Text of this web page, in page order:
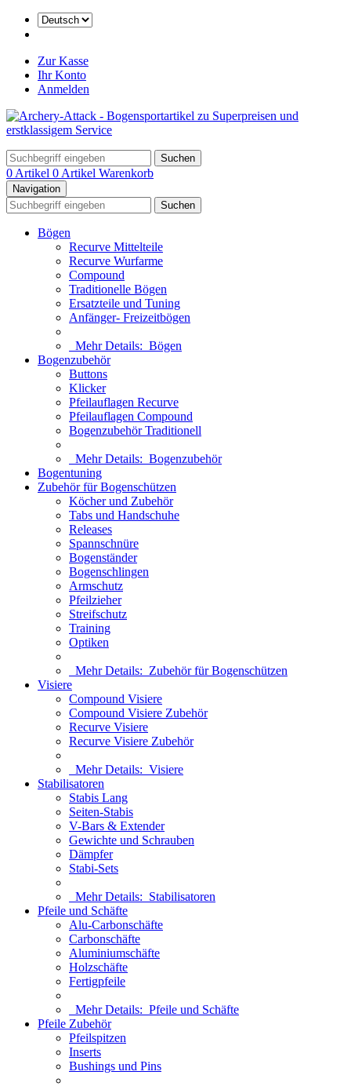
Zur Kasse
Ihr Konto
Anmelden
Suchen
0 Artikel 0 Artikel Warenkorb
Navigation
Suchen
Bögen
Recurve Mittelteile
Recurve Wurfarme
Compound
Traditionelle Bögen
Ersatzteile und Tuning
Anfänger- Freizeitbögen
Mehr Details: Bögen
Bogenzubehör
Buttons
Klicker
Pfeilauflagen Recurve
Pfeilauflagen Compound
Bogenzubehör Traditionell
Mehr Details: Bogenzubehör
Bogentuning
Zubehör für Bogenschützen
Köcher und Zubehör
Tabs und Handschuhe
Releases
Spannschnüre
Bogenständer
Bogenschlingen
Armschutz
Pfeilzieher
Streifschutz
Training
Optiken
Mehr Details: Zubehör für Bogenschützen
Visiere
Compound Visiere
Compound Visiere Zubehör
Recurve Visiere
Recurve Visiere Zubehör
Mehr Details: Visiere
Stabilisatoren
Stabis Lang
Seiten-Stabis
V-Bars & Extender
Gewichte und Schrauben
Dämpfer
Stabi-Sets
Mehr Details: Stabilisatoren
Pfeile und Schäfte
Alu-Carbonschäfte
Carbonschäfte
Aluminiumschäfte
Holzschäfte
Fertigpfeile
Mehr Details: Pfeile und Schäfte
Pfeile Zubehör
Pfeilspitzen
Inserts
Bushings und Pins